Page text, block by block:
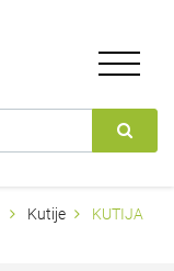
Kutije
KUTIJA